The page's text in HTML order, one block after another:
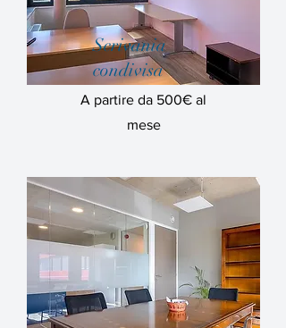
Scrivania
condivisa
A partire da 500€ al
mese